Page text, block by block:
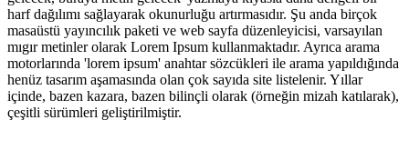
harf dağılımı sağlayarak okunurluğu artırmasıdır. Şu anda birçok
masaüstü yayıncılık paketi ve web sayfa düzenleyicisi, varsayılan
mıgır metinler olarak Lorem Ipsum kullanmaktadır. Ayrıca arama
motorlarında 'lorem ipsum' anahtar sözcükleri ile arama yapıldığında
henüz tasarım aşamasında olan çok sayıda site listelenir. Yıllar
içinde, bazen kazara, bazen bilinçli olarak (örneğin mizah katılarak),
çeşitli sürümleri geliştirilmiştir.